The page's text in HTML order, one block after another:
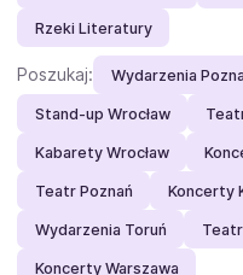
Rzeki Literatury
Poszukaj: Wydarzenia
Stand-up Wrocław
Kabarety Wrocław
Teatr Poznań Koncerty
Wydarzenia Toruń
Koncerty Warszawa